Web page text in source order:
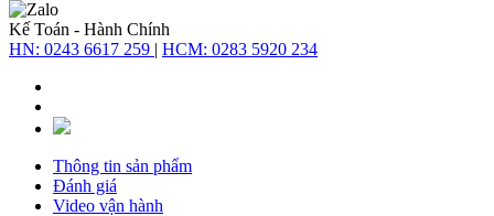
Kế Toán - Hành Chính
HN: 0243 6617 259 | HCM: 0283 5920 234
Thông tin sản phẩm
Đánh giá
Video vận hành